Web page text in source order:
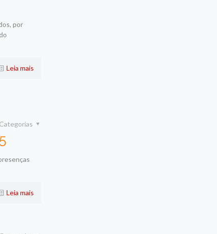
por
Leia mais
Categorias
Leia mais